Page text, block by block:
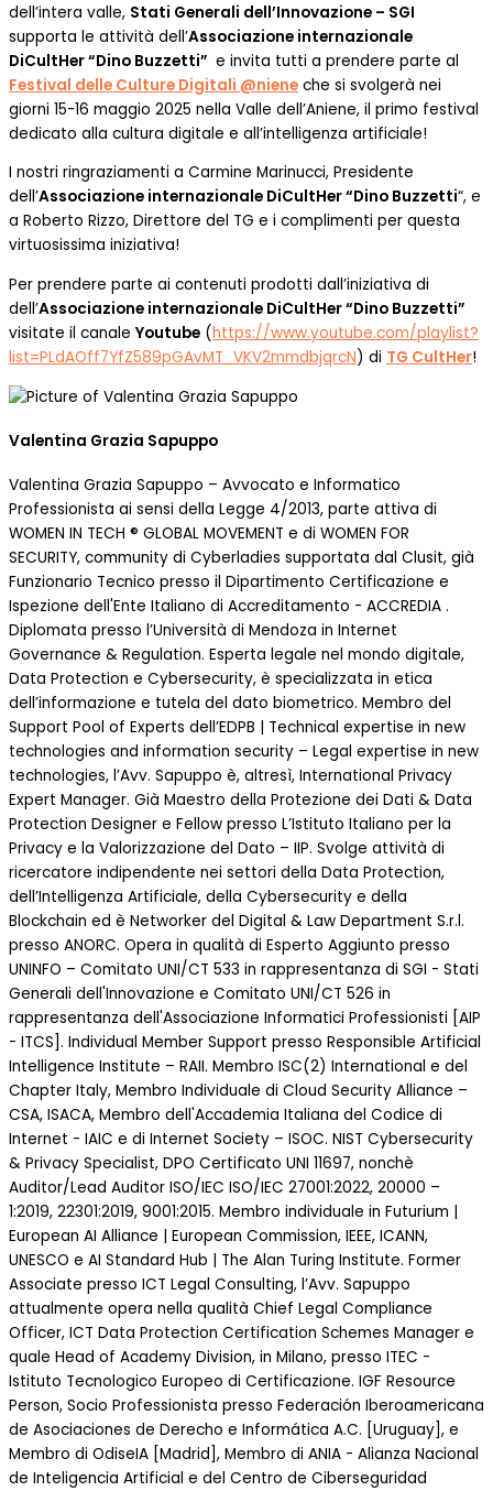
dell’intera valle, Stati Generali dell’Innovazione – SGI
supporta le attività dell’Associazione internazionale
DiCultHer “Dino Buzzetti” e invita tutti a prendere parte al
Festival delle Culture Digitali @niene che si svolgerà nei
giorni 15-16 maggio 2025 nella Valle dell’Aniene, il primo festival
dedicato alla cultura digitale e all’intelligenza artificiale!
I nostri ringraziamenti a Carmine Marinucci, Presidente
dell’Associazione internazionale DiCultHer “Dino Buzzetti“, e
a Roberto Rizzo, Direttore del TG e i complimenti per questa
virtuosissima iniziativa!
Per prendere parte ai contenuti prodotti dall’iniziativa di
dell’Associazione internazionale DiCultHer “Dino Buzzetti”
visitate il canale Youtube (https://www.youtube.com/playlist?
list=PLdAOff7YfZ589pGAvMT_VKV2mmdbjqrcN) di TG CultHer!
Valentina Grazia Sapuppo
Valentina Grazia Sapuppo – Avvocato e Informatico
Professionista ai sensi della Legge 4/2013, parte attiva di
WOMEN IN TECH ® GLOBAL MOVEMENT e di WOMEN FOR
SECURITY, community di Cyberladies supportata dal Clusit, già
Funzionario Tecnico presso il Dipartimento Certificazione e
Ispezione dell'Ente Italiano di Accreditamento - ACCREDIA .
Diplomata presso l’Università di Mendoza in Internet
Governance & Regulation. Esperta legale nel mondo digitale,
Data Protection e Cybersecurity, è specializzata in etica
dell’informazione e tutela del dato biometrico. Membro del
Support Pool of Experts dell’EDPB | Technical expertise in new
technologies and information security – Legal expertise in new
technologies, l’Avv. Sapuppo è, altresì, International Privacy
Expert Manager. Già Maestro della Protezione dei Dati & Data
Protection Designer e Fellow presso L’Istituto Italiano per la
Privacy e la Valorizzazione del Dato – IIP. Svolge attività di
ricercatore indipendente nei settori della Data Protection,
dell’Intelligenza Artificiale, della Cybersecurity e della
Blockchain ed è Networker del Digital & Law Department S.r.l.
presso ANORC. Opera in qualità di Esperto Aggiunto presso
UNINFO – Comitato UNI/CT 533 in rappresentanza di SGI - Stati
Generali dell'Innovazione e Comitato UNI/CT 526 in
rappresentanza dell'Associazione Informatici Professionisti [AIP
- ITCS]. Individual Member Support presso Responsible Artificial
Intelligence Institute – RAII. Membro ISC(2) International e del
Chapter Italy, Membro Individuale di Cloud Security Alliance –
CSA, ISACA, Membro dell'Accademia Italiana del Codice di
Internet - IAIC e di Internet Society – ISOC. NIST Cybersecurity
& Privacy Specialist, DPO Certificato UNI 11697, nonchè
Auditor/Lead Auditor ISO/IEC ISO/IEC 27001:2022, 20000 –
1:2019, 22301:2019, 9001:2015. Membro individuale in Futurium |
European AI Alliance | European Commission, IEEE, ICANN,
UNESCO e AI Standard Hub | The Alan Turing Institute. Former
Associate presso ICT Legal Consulting, l’Avv. Sapuppo
attualmente opera nella qualità Chief Legal Compliance
Officer, ICT Data Protection Certification Schemes Manager e
quale Head of Academy Division, in Milano, presso ITEC -
Istituto Tecnologico Europeo di Certificazione. IGF Resource
Person, Socio Professionista presso Federación Iberoamericana
de Asociaciones de Derecho e Informática A.C. [Uruguay], e
Membro di OdiseIA [Madrid], Membro di ANIA - Alianza Nacional
de Inteligencia Artificial e del Centro de Ciberseguridad